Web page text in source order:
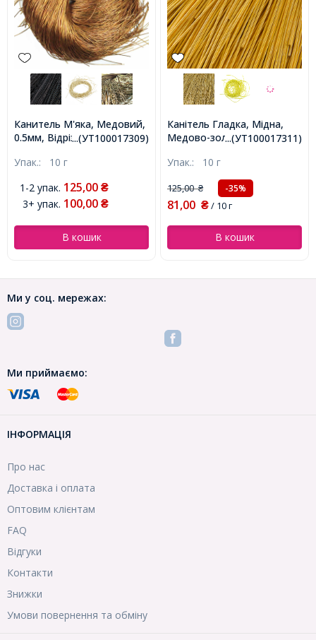
...(УТ100017309)
Канитель М'яка, Медовий,
0.5мм, Відрізки не Менше
(УТ100017309)
Упак.: 10 г
1-2 упак. 125,00 ₴
3+ упак. 100,00 ₴
В кошик
...(УТ100017311)
Канітель Гладка, Мідна,
Медово-золотий, Відрізки
близько 580см/10г,
(УТ100017311)
Упак.: 10 г
125,00₴ -35%
81,00 ₴/ 10 г
В кошик
Ми у соц. мережах:
Ми приймаємо:
ІНФОРМАЦІЯ
Про нас
Доставка і оплата
Оптовим клієнтам
FAQ
Відгуки
Контакти
Знижки
Умови повернення та обміну